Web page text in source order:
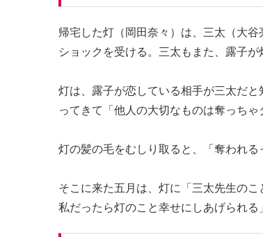
帰宅した灯（岡田奈々）は、三太（大
ショックを受ける。三太もまた、露子が
灯は、露子が恋している相手が三太だ
ってきて「他人の大切なものは奪っち
灯の髪の毛をむしり取ると、「奪われる
そこに来た五月は、灯に「三太先生の
私だったら灯のこと幸せにしあげられる